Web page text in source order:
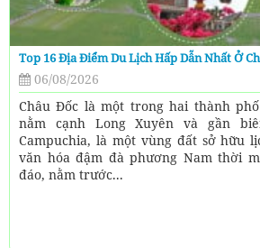
Top 16 Địa Điểm Du Lịch Hấp Dẫn Nhất Ở
06/08/2026
Châu Đốc là một trong hai thành
nằm cạnh Long Xuyên và gần
Campuchia, là một vùng đất sở hữu
văn hóa đậm đà phương Nam thời
đáo, nằm trước...